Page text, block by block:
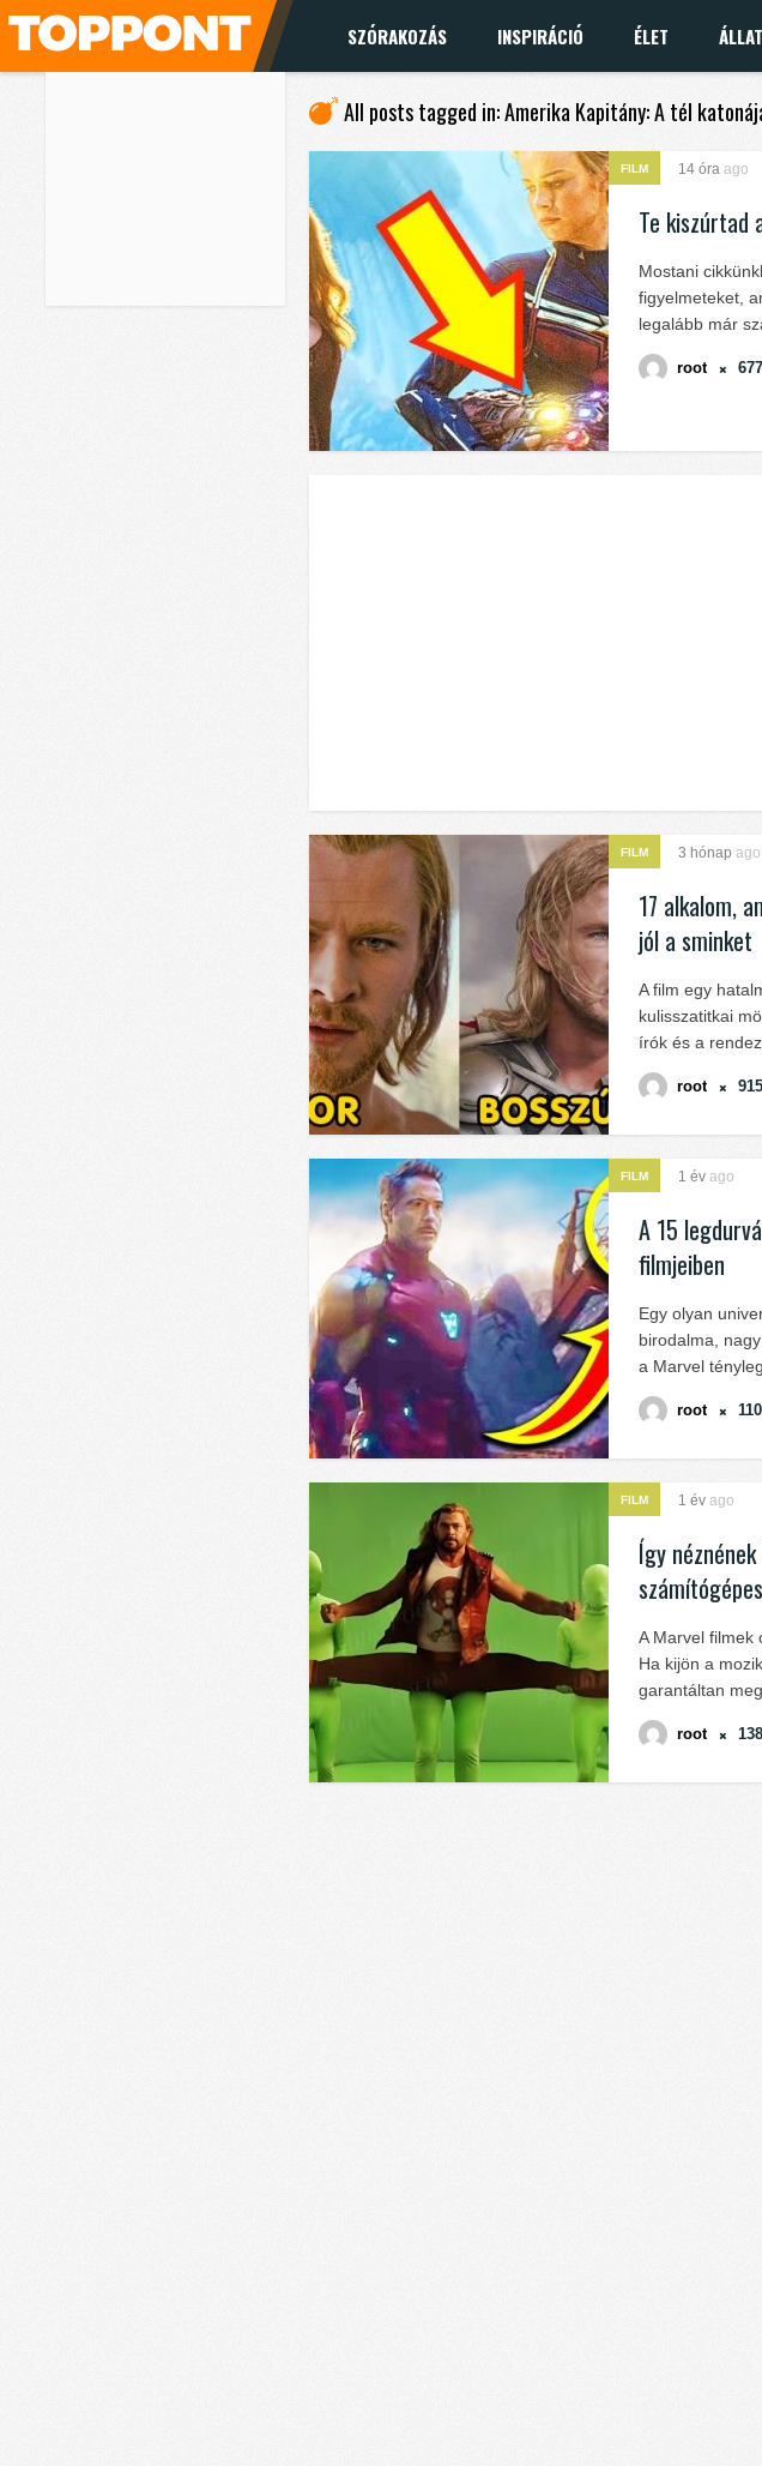
SZÓRAKOZÁS INSPIRÁCIÓ ÉLET
All posts tagged in: Amerika Kapitány: A tél
FILM 14 óra ago
Te
Mostani
figyelmeteket,
legalább már
root
FILM 3 hónap ago
17 alkalom,
jól a sminket
A film egy
kulisszatitkai
írók és a
root
FILM 1 év ago
A 15
filmjeiben
Egy olyan
birodalma,
a Marvel
root
FILM 1 év ago
Így
A Marvel filmek
Ha kijön a
garantáltan
root